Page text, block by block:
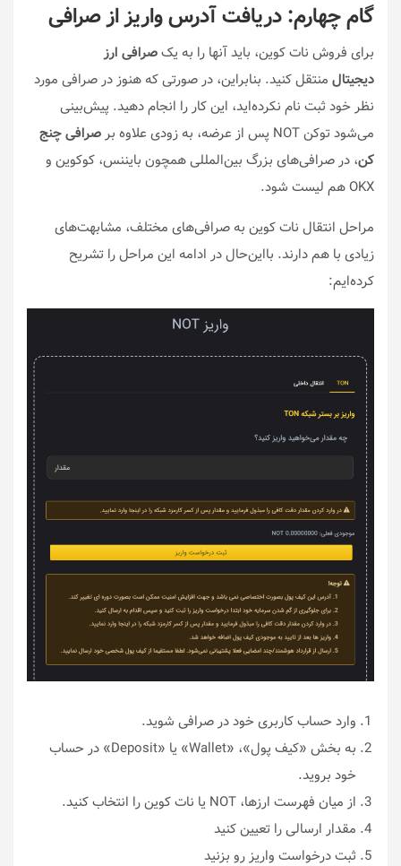
گام چهارم: دریافت آدرس واریز از صرافی
برای فروش نات کوین، باید آنها را به یکصرافی ارز
دیجیتال منتقل کنید. بنابراین، در صورتی که هنوز در صرافی مورد
نظر خود ثبت نام نکرده‌اید، این کار را انجام دهید. پیش‌بینی
می‌شود توکن NOT پس از عرضه، به زودی علاوه بر
صرافی چنج
کن، در صرافی‌های بزرگ بین‌المللی همچون بایننس، کوکوین و
OKX هم لیست شود.
مراحل انتقال نات کوین به صرافی‌های مختلف، مشابهت‌های
زیادی با هم دارند. بااین‌حال در ادامه این مراحل را تشریح
کرده‌ایم:
وارد حساب کاربری خود در صرافی شوید.
به بخش «کیف پول»، «Wallet» یا «Deposit» در حساب
خود بروید.
از میان فهرست ارزها، NOT یا نات کوین را انتخاب کنید.
مقدار ارسالی را تعیین کنید
ثبت درخواست واریز رو بزنید